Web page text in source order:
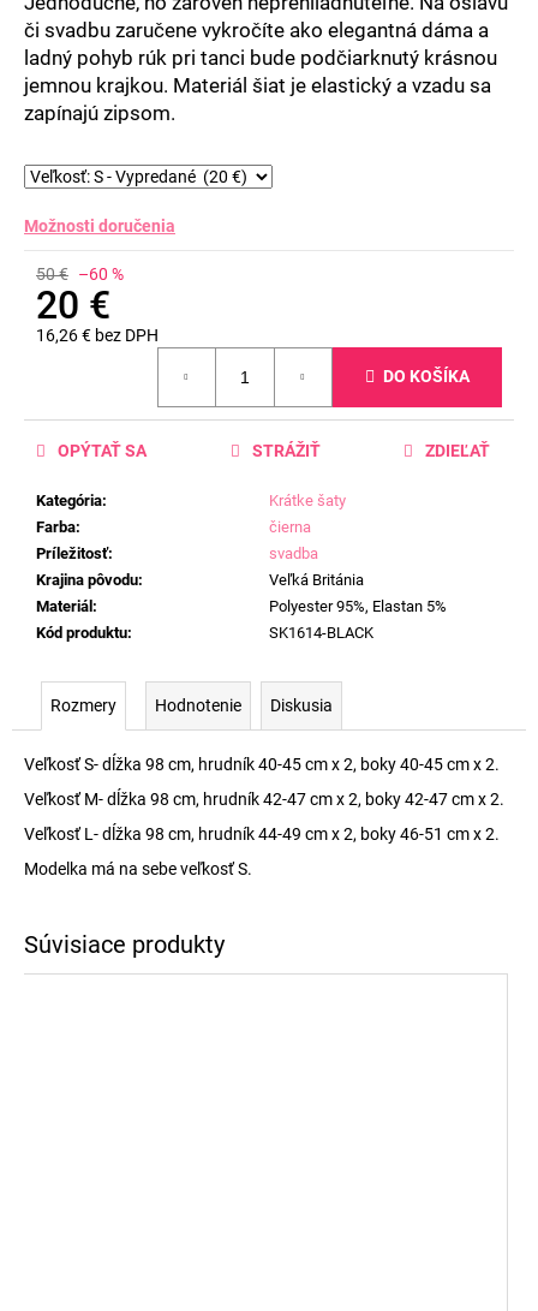
či svadbu zaručene vykročíte ako elegantná dáma a
ladný pohyb rúk pri tanci bude podčiarknutý krásnou
jemnou krajkou. Materiál šiat je elastický a vzadu sa
zapínajú zipsom.
Možnosti doručenia
50 € –60 %
20 €
16,26 € bez DPH
DO KOŠÍKA
Kategória:
Krátke šaty
Farba:
čierna
Príležitosť:
svadba
Krajina pôvodu:
Veľká Británia
Materiál:
Polyester 95%, Elastan 5%
Kód produktu: SK1614-BLACK
OPÝTAŤ SA STRÁŽIŤ ZDIEĽAŤ
Rozmery Hodnotenie Diskusia
Veľkosť S- dĺžka 98 cm, hrudník 40-45 cm x 2, boky 40-45 cm x 2.
Veľkosť M- dĺžka 98 cm, hrudník 42-47 cm x 2, boky 42-47 cm x 2.
Veľkosť L- dĺžka 98 cm, hrudník 44-49 cm x 2, boky 46-51 cm x 2.
Modelka má na sebe veľkosť S.